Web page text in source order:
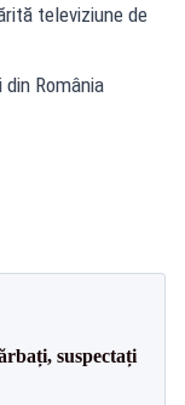
televiziune de
România
suspectați